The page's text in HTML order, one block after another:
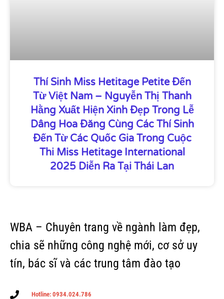
Thí Sinh Miss Hetitage Petite Đến
Từ Việt Nam – Nguyễn Thị Thanh
Hằng Xuất Hiện Xinh Đẹp Trong Lễ
Dâng Hoa Đăng Cùng Các Thí Sinh
Đến Từ Các Quốc Gia Trong Cuộc
Thi Miss Hetitage International
2025 Diễn Ra Tại Thái Lan
WBA – Chuyên trang về ngành làm đẹp,
chia sẽ những công nghệ mới, cơ sở uy
tín, bác sĩ và các trung tâm đào tạo
Hotline: 0934.024.786